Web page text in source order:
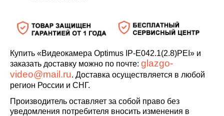
Купить «Видеокамера Optimus IP-E042.1(2.8)PEI» и
заказать доставку можно по почте: glazgo-
video@mail.ru. Доставка осуществляется в любой
регион России и СНГ.
Производитель оставляет за собой право без
уведомления потребителя вносить изменения в